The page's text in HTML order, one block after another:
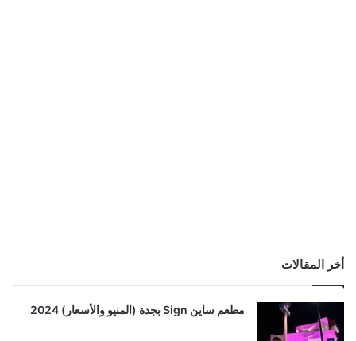
أخر المقالات
مطعم ساين Sign بجدة (المنيو والأسعار) 2024